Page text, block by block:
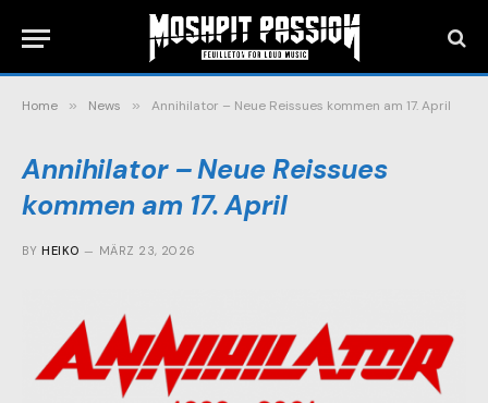
Home » News » Annihilator – Neue Reissues kommen am 17. April
Annihilator – Neue Reissues
kommen am 17. April
BY HEIKO MÄRZ 23, 2026